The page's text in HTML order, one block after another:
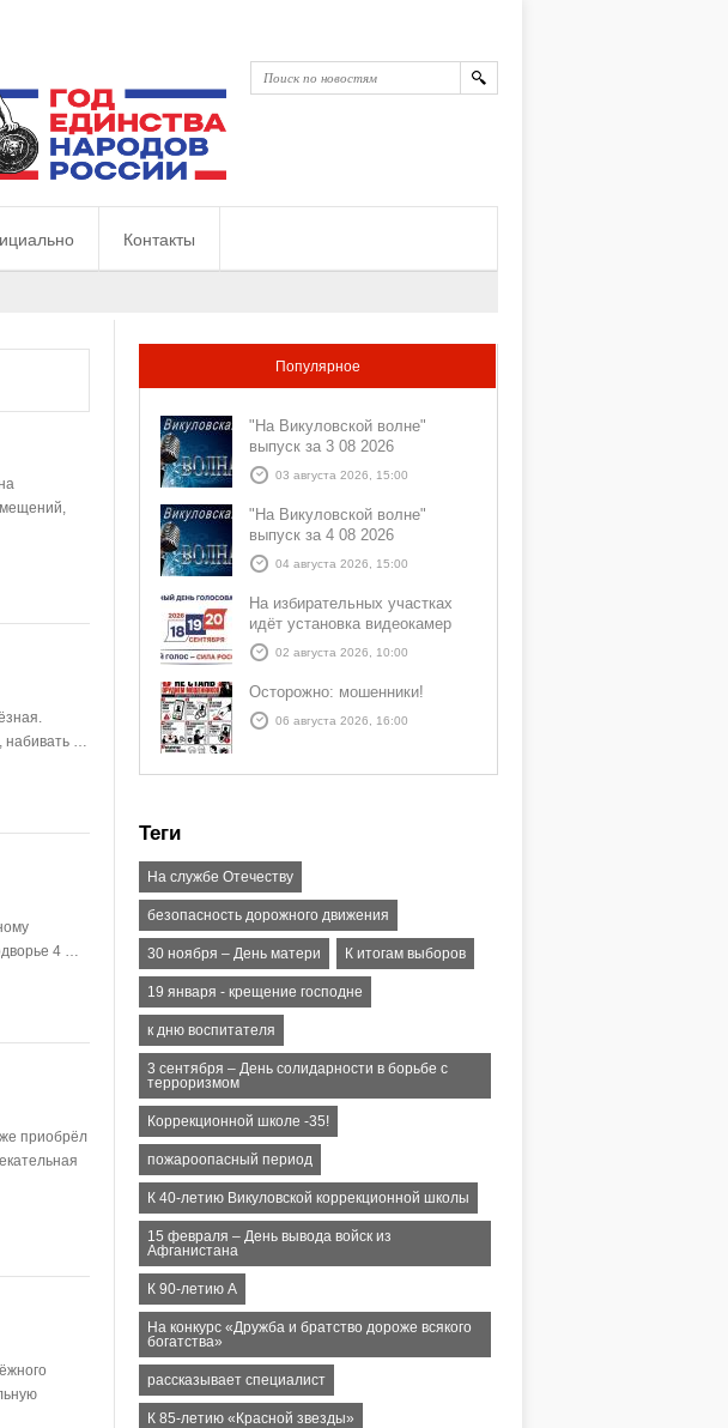
Контакты
набивать …
4 …
приобрёл
Популярное
"На Викуловской волне"
выпуск за 3 08 2026
03 августа 2026, 15:00
"На Викуловской волне"
выпуск за 4 08 2026
04 августа 2026, 15:00
На избирательных участках
идёт установка видеокамер
02 августа 2026, 10:00
Осторожно: мошенники!
06 августа 2026, 16:00
Теги
На службе Отечеству
безопасность дорожного движения
30 ноября – День матери К итогам выборов
19 января - крещение господне
к дню воспитателя
3 сентября – День солидарности в борьбе с
терроризмом
Коррекционной школе -35!
пожароопасный период
К 40-летию Викуловской коррекционной школы
15 февраля – День вывода войск из
Афганистана
К 90-летию А
На конкурс «Дружба и братство дороже всякого
богатства»
рассказывает специалист
К 85-летию «Красной звезды»